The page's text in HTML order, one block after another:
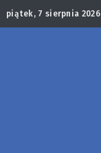
piątek, 7 sierpnia 2026